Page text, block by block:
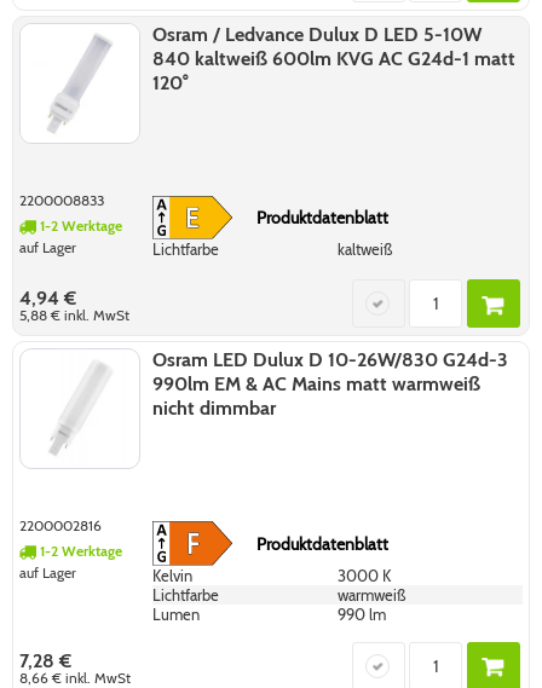
Osram / Ledvance Dulux D LED 5-10W
840 kaltweiß 600lm KVG AC G24d-1 matt
120°
2200008833
1-2 Werktage
auf Lager
Produktdatenblatt
Lichtfarbe kaltweiß
4,94 €
5,88 €inkl. MwSt
Osram LED Dulux D 10-26W/830 G24d-3
990lm EM & AC Mains matt warmweiß
nicht dimmbar
2200002816
1-2 Werktage
auf Lager
Produktdatenblatt
Kelvin
3000 K
Lichtfarbe
warmweiß
Lumen
990 lm
7,28 €
8,66 €inkl. MwSt